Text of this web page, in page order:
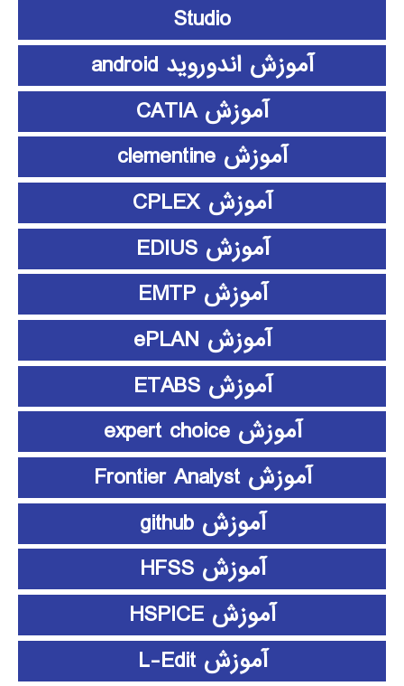
Studio
آموزش اندوروید android
آموزش CATIA
آموزش clementine
آموزش CPLEX
آموزش EDIUS
آموزش EMTP
آموزش ePLAN
آموزش ETABS
آموزش expert choice
آموزش Frontier Analyst
آموزش github
آموزش HFSS
آموزش HSPICE
آموزش L-Edit